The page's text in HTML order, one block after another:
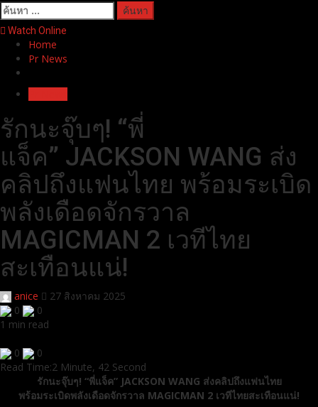
ค้นหา
สำหรับ:
Watch Online
Home
Pr News
รักนะจุ๊บๆ! “พี่
แจ็ค” JACKSON WANG ส่ง
คลิปถึงแฟนไทย พร้อมระเบิด
พลังเดือดจักรวาล
MAGICMAN 2 เวทีไทย
สะเทือนแน่!
anice
27 สิงหาคม 2025
0
0
1 min read
0
0
Read Time:2 Minute, 42 Second
รักนะจุ๊บๆ! “พี่แจ็ค” JACKSON WANG ส่งคลิปถึงแฟนไทย
พร้อมระเบิดพลังเดือดจักรวาล MAGICMAN 2 เวทีไทยสะเทือนแน่!